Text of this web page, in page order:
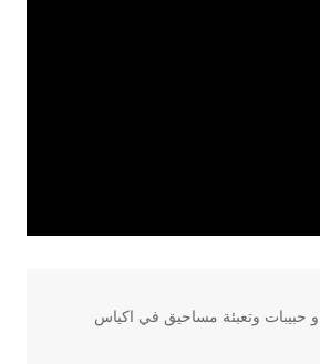
و حبيبات وتعبئة مساحيق في اكياس